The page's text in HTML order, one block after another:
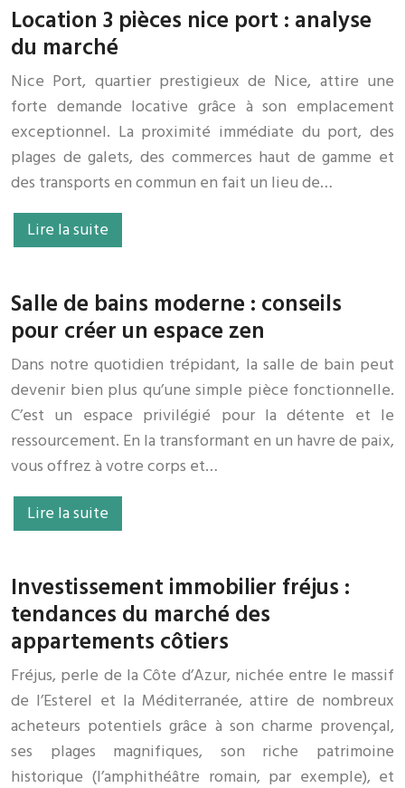
Location 3 pièces nice port : analyse
du marché
Nice Port, quartier prestigieux de Nice, attire une
forte demande locative grâce à son emplacement
exceptionnel. La proximité immédiate du port, des
plages de galets, des commerces haut de gamme et
des transports en commun en fait un lieu de…
Lire la suite
Salle de bains moderne : conseils
pour créer un espace zen
Dans notre quotidien trépidant, la salle de bain peut
devenir bien plus qu’une simple pièce fonctionnelle.
C’est un espace privilégié pour la détente et le
ressourcement. En la transformant en un havre de paix,
vous offrez à votre corps et…
Lire la suite
Investissement immobilier fréjus :
tendances du marché des
appartements côtiers
Fréjus, perle de la Côte d’Azur, nichée entre le massif
de l’Esterel et la Méditerranée, attire de nombreux
acheteurs potentiels grâce à son charme provençal,
ses plages magnifiques, son riche patrimoine
historique (l’amphithéâtre romain, par exemple), et